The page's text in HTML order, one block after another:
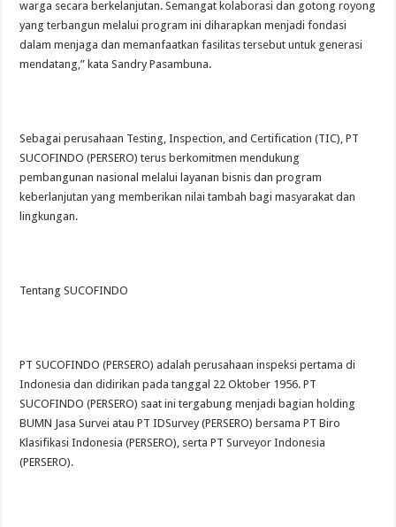
warga secara berkelanjutan. Semangat kolaborasi dan gotong royong
yang terbangun melalui program ini diharapkan menjadi fondasi
dalam menjaga dan memanfaatkan fasilitas tersebut untuk generasi
mendatang,” kata Sandry Pasambuna.
Sebagai perusahaan Testing, Inspection, and Certification (TIC), PT
SUCOFINDO (PERSERO) terus berkomitmen mendukung
pembangunan nasional melalui layanan bisnis dan program
keberlanjutan yang memberikan nilai tambah bagi masyarakat dan
lingkungan.
Tentang SUCOFINDO
PT SUCOFINDO (PERSERO) adalah perusahaan inspeksi pertama di
Indonesia dan didirikan pada tanggal 22 Oktober 1956. PT
SUCOFINDO (PERSERO) saat ini tergabung menjadi bagian holding
BUMN Jasa Survei atau PT IDSurvey (PERSERO) bersama PT Biro
Klasifikasi Indonesia (PERSERO), serta PT Surveyor Indonesia
(PERSERO).